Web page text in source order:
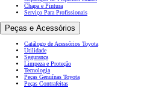
Chapa e Pintura
Serviço Para Profissionais
Peças e Acessórios
Catálogo de Acessórios Toyota
Utilidade
Segurança
Limpeza e Proteção
Tecnologia
Peças Genuínas Toyota
Peças Contrafeitas